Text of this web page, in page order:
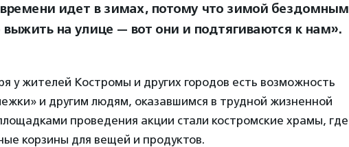
времени идет в зимах, потому что зимой бездомным
выжить на улице — вот они и подтягиваются к нам».
у жителей Костромы и других городов есть возможность
и другим людям, оказавшимся в трудной жизненной
проведения акции стали костромские храмы, где
корзины для вещей и продуктов.